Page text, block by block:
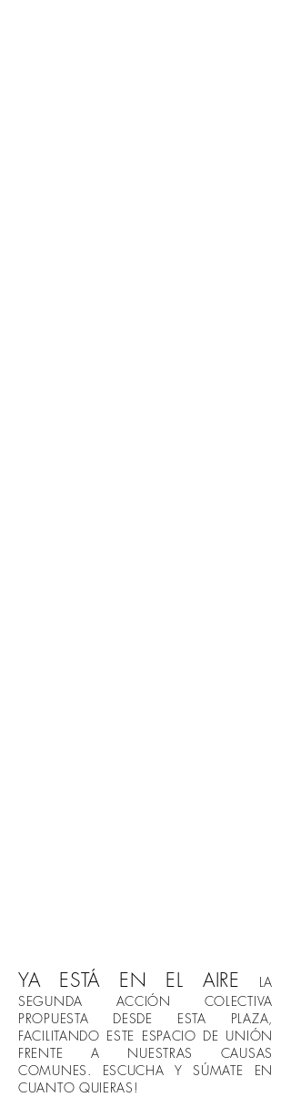
YA ESTÁ EN EL AIRE
LA
SEGUNDA ACCIÓN COLECTIVA
PROPUESTA DESDE ESTA PLAZA,
FACILITANDO ESTE ESPACIO DE UNIÓN
FRENTE A NUESTRAS CAUSAS
COMUNES. ESCUCHA Y SÚMATE EN
CUANTO QUIERAS!